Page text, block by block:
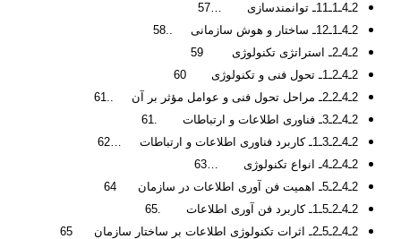
2ـ4ـ1ـ11ـ توانمندسازی …57
2ـ4ـ1ـ12ـ ساختار و هوش سازمانی ..58
2ـ4ـ2ـ استراتژی تکنولوژی 59
2ـ4ـ2ـ1ـ تحول فنی و تکنولوژی 60
2ـ4ـ2ـ2ـ مراحل تحول فنی و عوامل مؤثر بر آن ..61
2ـ4ـ2ـ3ـ فناوری اطلاعات و ارتباطات .61
2ـ4ـ2ـ3ـ1ـ کاربرد فناوری اطلاعات و ارتباطات …62
2ـ4ـ2ـ4ـ انواع تکنولوژی …63
2ـ4ـ2ـ5ـ اهمیت فن آوری اطلاعات در سازمان 64
2ـ4ـ2ـ5ـ1ـ کاربرد فن آوری اطلاعات .65
2ـ4ـ2ـ5ـ2ـ اثرات تکنولوژی اطلاعات بر ساختار سازمان 65